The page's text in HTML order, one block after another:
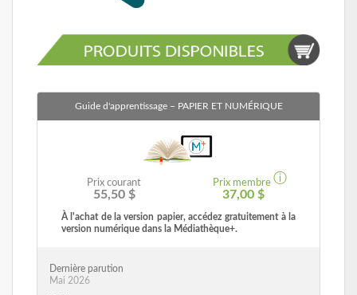
Guide d'apprentissage – PAPIER ET NUMÉRIQUE
Prix courant
55,50 $
Prix membre ⓘ
37,00 $
À l'achat de la version papier, accédez gratuitement à la
version numérique dans la Médiathèque+.
Dernière parution
Mai 2026